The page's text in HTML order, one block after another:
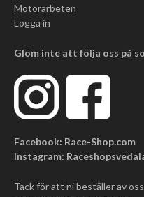
Motorarbeten
Logga in
Glöm inte att följa oss på
Facebook: Race-Shop.com
Instagram:
Tack för att ni beställer av